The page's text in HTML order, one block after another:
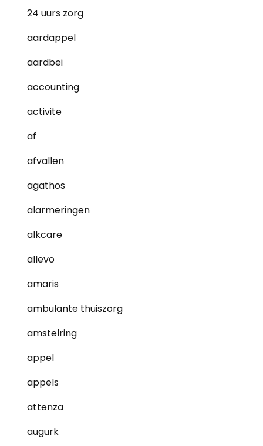
24 uurs zorg
aardappel
aardbei
accounting
activite
af
afvallen
agathos
alarmeringen
alkcare
allevo
amaris
ambulante thuiszorg
amstelring
appel
appels
attenza
augurk